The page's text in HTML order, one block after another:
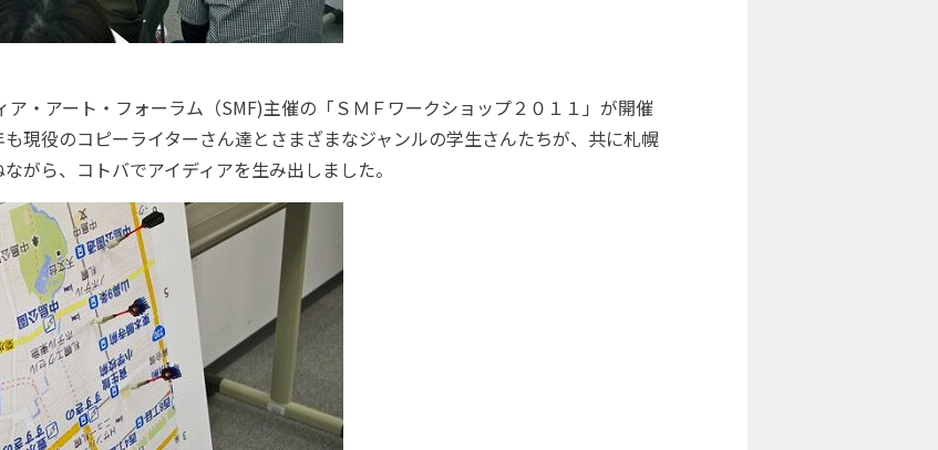
・アート・フォーラム（SMF)主催の「ＳＭＦワークショップ２０１１」が開催
現役のコピーライターさん達とさまざまなジャンルの学生さんたちが、共に札幌
がら、コトバでアイディアを生み出しました。